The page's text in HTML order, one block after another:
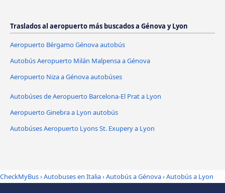
Traslados al aeropuerto más buscados a Génova y Lyon
Aeropuerto Bérgamo Génova autobús
Autobús Aeropuerto Milán Malpensa a Génova
Aeropuerto Niza a Génova autobúses
Autobúses de Aeropuerto Barcelona-El Prat a Lyon
Aeropuerto Ginebra a Lyon autobús
Autobúses Aeropuerto Lyons St. Exupery a Lyon
CheckMyBus›Autobuses en Italia›Autobús a Génova›Autobús a Lyon